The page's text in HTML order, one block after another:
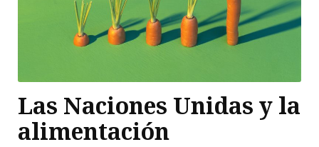
Las Naciones Unidas y la
alimentación